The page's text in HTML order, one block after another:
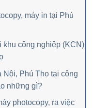
máy in tại Phú
khu công nghiệp (KCN)
Phú Thọ tại công
những gì?
photocopy, ra việc